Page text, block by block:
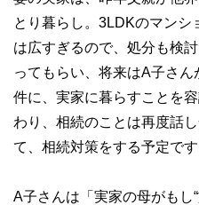
とり暮らし。3LDKのマンシ
は広すぎるので、処分も検
ってもらい、将来はA子さ
件に、実家に暮らすことを
わり、相続のことは再度話
て、相続対策をする予定です
A子さんは「実家の母がもし